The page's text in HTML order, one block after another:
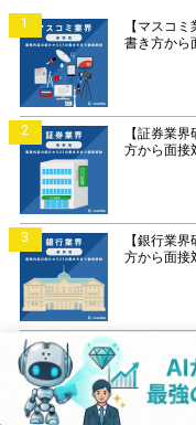
1
【マスコ
書き方から
2
【証券業
方から面接
3
【銀行業
方から面接
4
方から面